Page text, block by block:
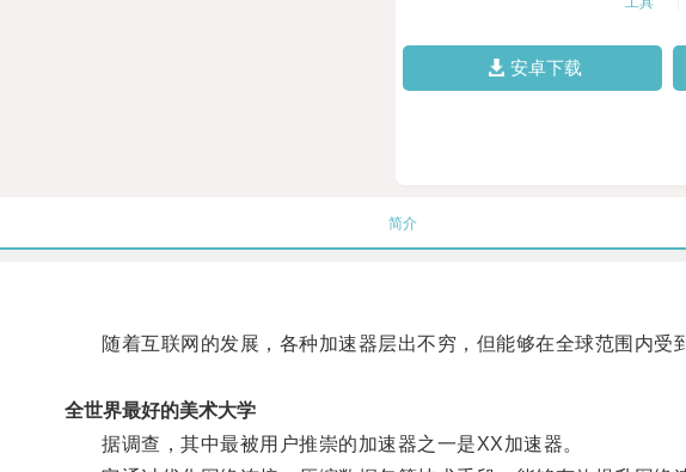
安卓下载
简介
随着互联网的发展，各种加速器层出不穷，但能够在全球范围内受
全世界最好的美术大学
据调查，其中最被用户推崇的加速器之一是XX加速器。